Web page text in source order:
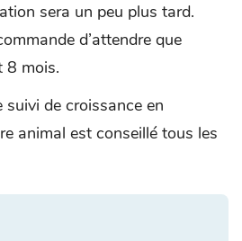
sera un peu plus tard.
d’attendre que
8 mois.
suivi de croissance en
animal est conseillé tous les